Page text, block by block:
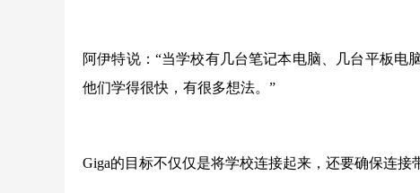
阿伊特说：“当学校有几台笔记本电脑、几台平板电
他们学得很快，有很多想法。”
Giga的目标不仅仅是将学校连接起来，还要确保连